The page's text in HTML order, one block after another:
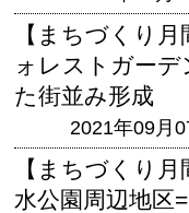
【まちづくり
ォレストガー
た街並み形成
2021年09月
【まちづくり
水公園周辺地区